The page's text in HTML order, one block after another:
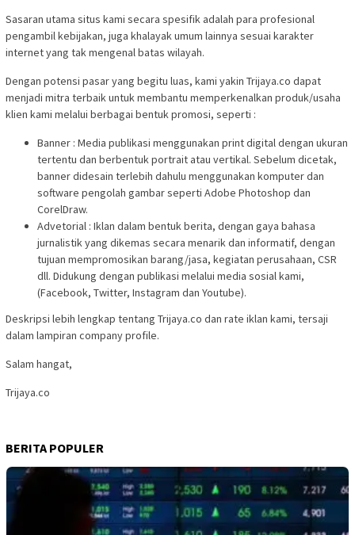
Sasaran utama situs kami secara spesifik adalah para profesional
pengambil kebijakan, juga khalayak umum lainnya sesuai karakter
internet yang tak mengenal batas wilayah.
Dengan potensi pasar yang begitu luas, kami yakin Trijaya.co dapat
menjadi mitra terbaik untuk membantu memperkenalkan produk/usaha
klien kami melalui berbagai bentuk promosi, seperti :
Banner : Media publikasi menggunakan print digital dengan ukuran
tertentu dan berbentuk portrait atau vertikal. Sebelum dicetak,
banner didesain terlebih dahulu menggunakan komputer dan
software pengolah gambar seperti Adobe Photoshop dan
CorelDraw.
Advetorial : Iklan dalam bentuk berita, dengan gaya bahasa
jurnalistik yang dikemas secara menarik dan informatif, dengan
tujuan mempromosikan barang/jasa, kegiatan perusahaan, CSR
dll. Didukung dengan publikasi melalui media sosial kami,
(Facebook, Twitter, Instagram dan Youtube).
Deskripsi lebih lengkap tentang Trijaya.co dan rate iklan kami, tersaji
dalam lampiran company profile.
Salam hangat,
Trijaya.co
BERITA POPULER